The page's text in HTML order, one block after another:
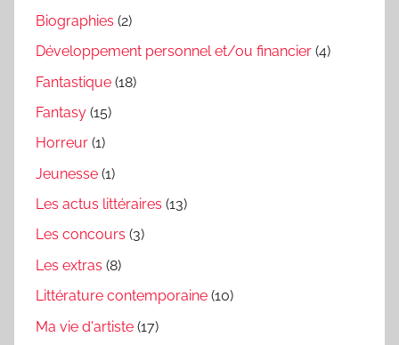
Biographies (2)
Développement personnel et/ou financier (4)
Fantastique (18)
Fantasy (15)
Horreur (1)
Jeunesse (1)
Les actus littéraires (13)
Les concours (3)
Les extras (8)
Littérature contemporaine (10)
Ma vie d'artiste (17)